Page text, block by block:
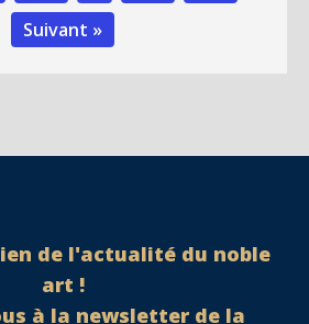
Suivant »
de l'actualité du noble
art !
à la newsletter de la